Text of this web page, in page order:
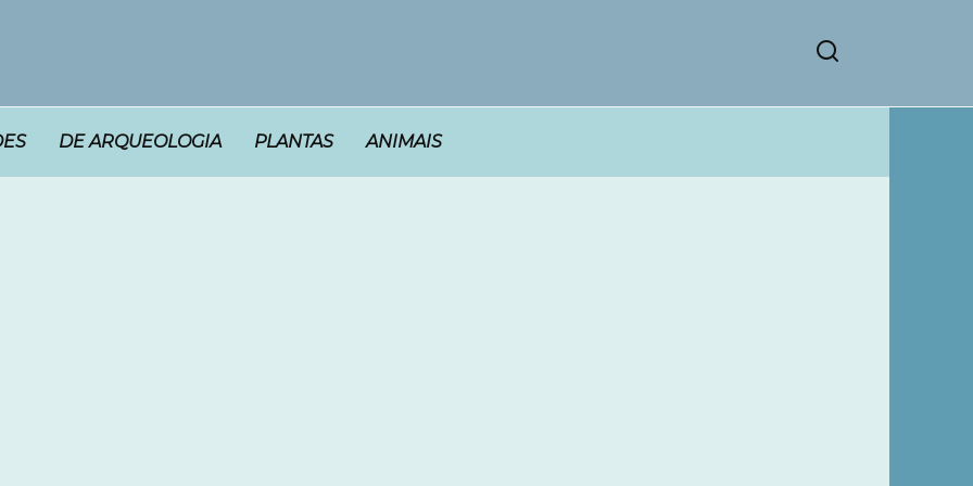
DE ARQUEOLOGIA PLANTAS ANIMAIS